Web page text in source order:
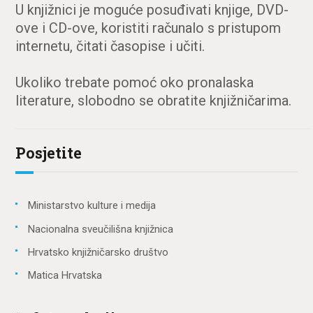
U knjižnici je moguće posuđivati knjige, DVD-
ove i CD-ove, koristiti računalo s pristupom
internetu, čitati časopise i učiti.
Ukoliko trebate pomoć oko pronalaska
literature, slobodno se obratite knjižničarima.
Posjetite
Ministarstvo kulture i medija
Nacionalna sveučilišna knjižnica
Hrvatsko knjižničarsko društvo
Matica Hrvatska